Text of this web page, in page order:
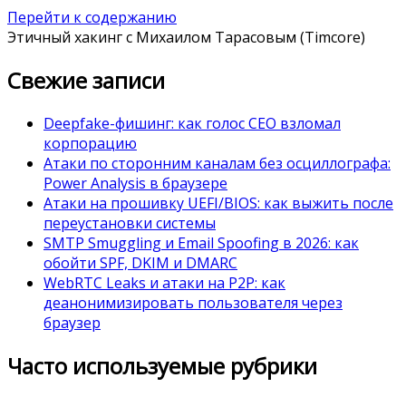
Перейти к содержанию
Этичный хакинг с Михаилом Тарасовым (Timcore)
Свежие записи
Deepfake-фишинг: как голос CEO взломал
корпорацию
Атаки по сторонним каналам без осциллографа:
Power Analysis в браузере
Атаки на прошивку UEFI/BIOS: как выжить после
переустановки системы
SMTP Smuggling и Email Spoofing в 2026: как
обойти SPF, DKIM и DMARC
WebRTC Leaks и атаки на P2P: как
деанонимизировать пользователя через
браузер
Часто используемые рубрики